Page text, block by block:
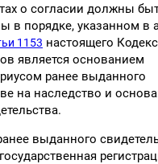
о согласии должны
в порядке, указанном в
1153 настоящего
является основанием
ранее выданного
на наследство и
выданного